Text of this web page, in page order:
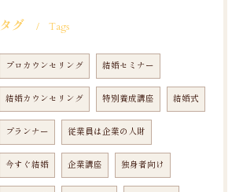
タグ Tags
プロカウンセリング 結婚セミナー
結婚カウンセリング 特別養成講座 結婚式
プランナー 従業員は企業の人財
今すぐ結婚 企業講座 独身者向け